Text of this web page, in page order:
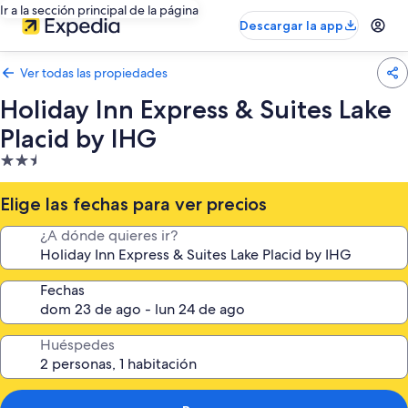
Ir a la sección principal de la página
Descargar la app
Ver todas las propiedades
Holiday Inn Express & Suites Lake
Placid by IHG
Propiedad
de
2.5
estrellas
Elige las fechas para ver precios
¿A dónde quieres ir?
Fechas
Huéspedes